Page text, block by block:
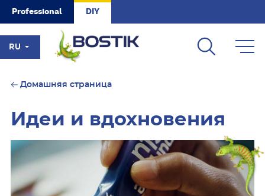
Skip to main content
Professional DIY
RU
Домашняя страница
Идеи и вдохновения